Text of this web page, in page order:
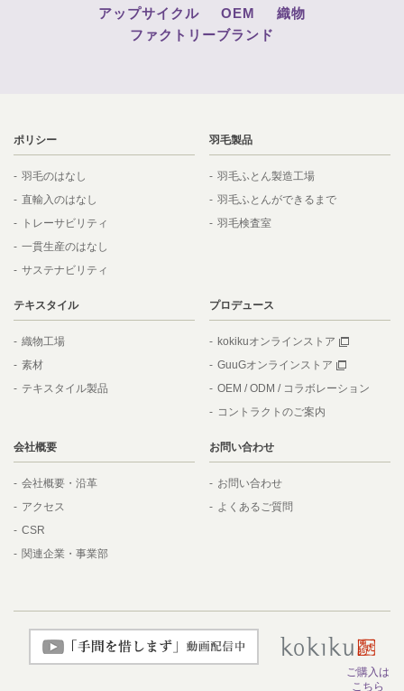
アップサイクル
OEM
織物
ファクトリーブランド
ポリシー
羽毛のはなし
直輸入のはなし
トレーサビリティ
一貫生産のはなし
サステナビリティ
羽毛製品
羽毛ふとん製造工場
羽毛ふとんができるまで
羽毛検査室
テキスタイル
織物工場
素材
テキスタイル製品
プロデュース
kokikuオンラインストア
GuuGオンラインストア
OEM / ODM / コラボレーション
コントラクトのご案内
会社概要
会社概要・沿革
アクセス
CSR
関連企業・事業部
お問い合わせ
お問い合わせ
よくあるご質問
ご購入は
こちら